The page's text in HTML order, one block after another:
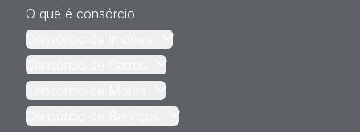
O que é consórcio
Consórcio de Imóveis
Consórcio de Carros
Consórcio de Motos
Consórcio de Serviços